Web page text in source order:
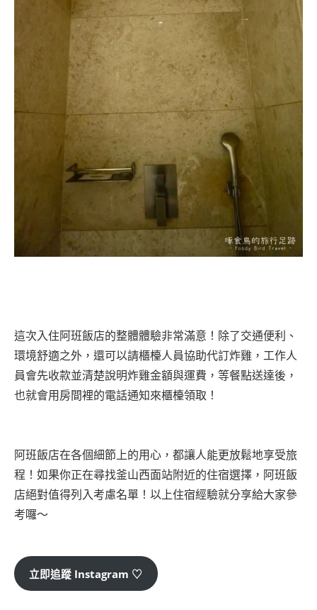
這次入住阿班飯店的整體體驗非常滿意！除了交通便利、
環境舒適之外，還可以請櫃檯人員協助代訂炸雞，工作人
員會先收款並清楚說明炸雞金額與運費，等餐點送達後，
也就會用房間裡的電話通知來櫃檯領取！
阿班飯店在各個細節上的用心，都讓人能更放鬆地享受旅
程！如果你正在尋找釜山西面站附近的住宿選擇，阿班飯
店絕對值得列入考慮名單！以上住宿經驗就分享給大家參
考囉～
立即追蹤 Instagram ♡